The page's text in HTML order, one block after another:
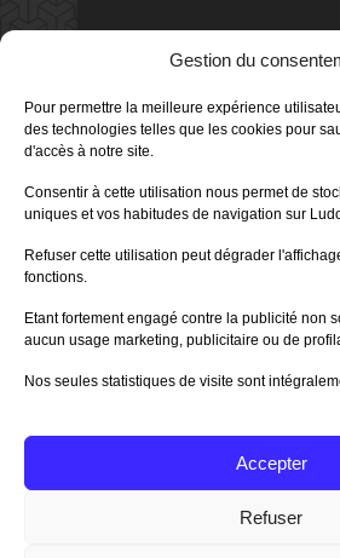
Gestion du
Pour permettre la meilleure expérience
des technologies telles que les cookies pour
d'accès à notre site.
Consentir à cette utilisation nous permet de
uniques et vos habitudes de navigation sur
Refuser cette utilisation peut dégrader
fonctions.
Etant fortement engagé contre la publicité non
aucun usage marketing, publicitaire ou de
Nos seules statistiques de visite sont
Accepter
Refuser
DERNIERS AVIS DES
Avis de morlockbob
Sur le jeu Collect!
il y a 1 jour
Avis demorlockbob
Sur le jeu Detective
Publié leil y a 3 jours
Sur le jeu Detective
Bella